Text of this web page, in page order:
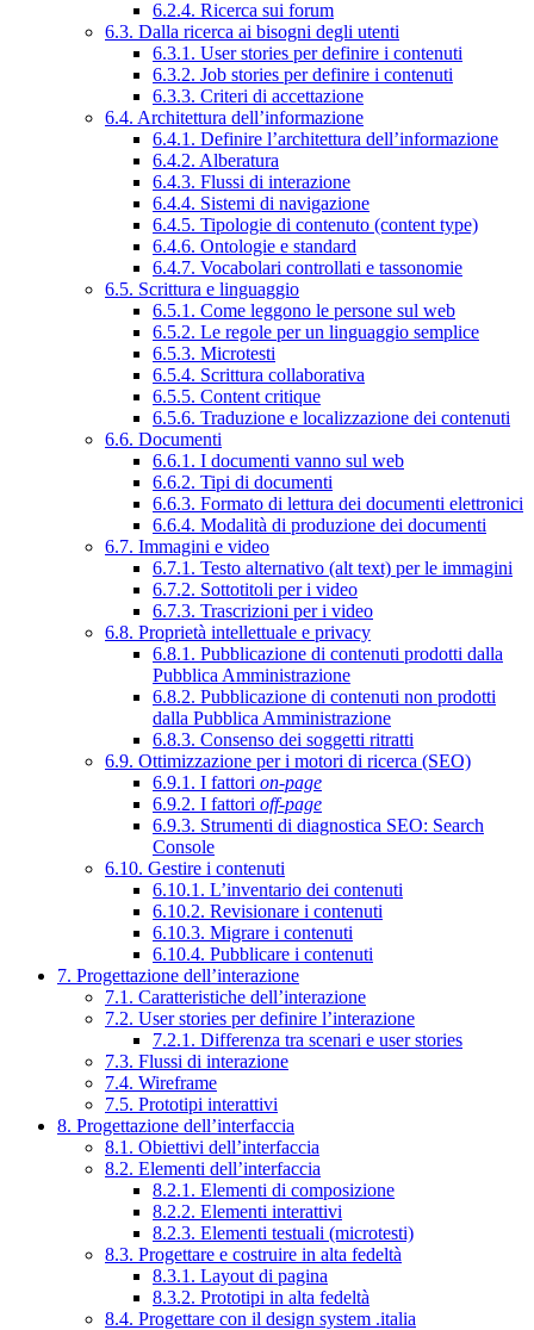
6.2.4. Ricerca sui forum
6.3. Dalla ricerca ai bisogni degli utenti
6.3.1. User stories per definire i contenuti
6.3.2. Job stories per definire i contenuti
6.3.3. Criteri di accettazione
6.4. Architettura dell’informazione
6.4.1. Definire l’architettura dell’informazione
6.4.2. Alberatura
6.4.3. Flussi di interazione
6.4.4. Sistemi di navigazione
6.4.5. Tipologie di contenuto (content type)
6.4.6. Ontologie e standard
6.4.7. Vocabolari controllati e tassonomie
6.5. Scrittura e linguaggio
6.5.1. Come leggono le persone sul web
6.5.2. Le regole per un linguaggio semplice
6.5.3. Microtesti
6.5.4. Scrittura collaborativa
6.5.5. Content critique
6.5.6. Traduzione e localizzazione dei contenuti
6.6. Documenti
6.6.1. I documenti vanno sul web
6.6.2. Tipi di documenti
6.6.3. Formato di lettura dei documenti elettronici
6.6.4. Modalità di produzione dei documenti
6.7. Immagini e video
6.7.1. Testo alternativo (alt text) per le immagini
6.7.2. Sottotitoli per i video
6.7.3. Trascrizioni per i video
6.8. Proprietà intellettuale e privacy
6.8.1. Pubblicazione di contenuti prodotti dalla
Pubblica Amministrazione
6.8.2. Pubblicazione di contenuti non prodotti
dalla Pubblica Amministrazione
6.8.3. Consenso dei soggetti ritratti
6.9. Ottimizzazione per i motori di ricerca (SEO)
6.9.1. I fattori on-page
6.9.2. I fattori off-page
6.9.3. Strumenti di diagnostica SEO: Search
Console
6.10. Gestire i contenuti
6.10.1. L’inventario dei contenuti
6.10.2. Revisionare i contenuti
6.10.3. Migrare i contenuti
6.10.4. Pubblicare i contenuti
7. Progettazione dell’interazione
7.1. Caratteristiche dell’interazione
7.2. User stories per definire l’interazione
7.2.1. Differenza tra scenari e user stories
7.3. Flussi di interazione
7.4. Wireframe
7.5. Prototipi interattivi
8. Progettazione dell’interfaccia
8.1. Obiettivi dell’interfaccia
8.2. Elementi dell’interfaccia
8.2.1. Elementi di composizione
8.2.2. Elementi interattivi
8.2.3. Elementi testuali (microtesti)
8.3. Progettare e costruire in alta fedeltà
8.3.1. Layout di pagina
8.3.2. Prototipi in alta fedeltà
8.4. Progettare con il design system .italia